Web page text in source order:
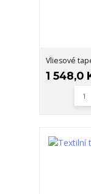
Vliesové
1 548,0